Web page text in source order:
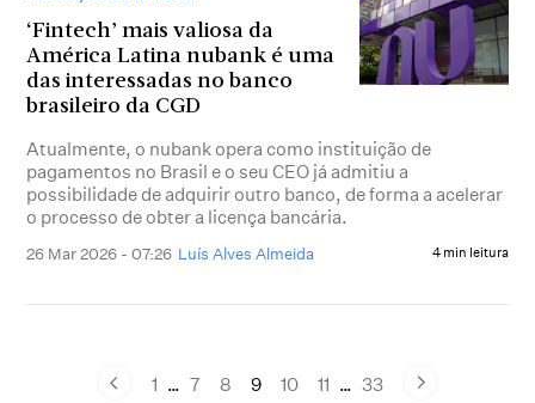
‘Fintech’ mais valiosa da
América Latina nubank é uma
das interessadas no banco
brasileiro da CGD
Atualmente, o nubank opera como instituição de
pagamentos no Brasil e o seu CEO já admitiu a
possibilidade de adquirir outro banco, de forma a acelerar
o processo de obter a licença bancária.
26 Mar 2026 - 07:26 Luís Alves Almeida 4 min leitura
1 … 7 8 9 10 11 … 33